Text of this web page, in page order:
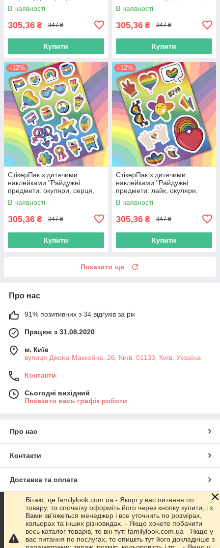
перемоги. Love Ukraine"
В наявності
305,36 ₴ 347 ₴
Купити
Допоможе ВСУ. Мертвий
російський".
В наявності
305,36 ₴ 347 ₴
Купити
–12%
СтікерПак з дитячими
наклейками "Райдужні
предмети: окуляри, серця,
зірка, чашка, прапор, квітка"
В наявності
305,36 ₴ 347 ₴
Купити
–12%
СтікерПак з дитячими
наклейками "Райдужні
предмети: лайк, окуляри,
серце, веселка, квітка,
блискавка"
В наявності
305,36 ₴ 347 ₴
Купити
Показати ще
Про нас
91% позитивних з 34 відгуків за рік
Працює з 31.08.2020
м. Київ
вулиця Джона Маккейна, 26, Київ, 01133, Київ, Україна
Контакти
Сьогодні вихідний
Показати весь графік роботи
Про нас
Контакти
Доставка та оплата
Графік роботи
Повна версія сайту
Вітаю, це familylook.com.ua - Якщо у вас питання по
товару, то спочатку оформіть його через кнопку купити, і з
Вами зв'яжеться менеджер і все уточнить по розмірах,
кольорах та інших різновидах. - Якщо хочете побачити
весь каталог товарів, то він тут: familylook.com.ua - Якщо у
вас питання по послугах, то опишіть тут його докладніше з